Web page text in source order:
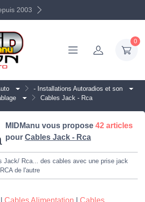
2003
0
- Installations Autoradios et son
Cables Jack - Rca
MIDManu vous propose 42 articles
pour Cables Jack - Rca
Jack/ Rca... des cables avec une prise jack
de l'autre
Cables Alimentation
Cables